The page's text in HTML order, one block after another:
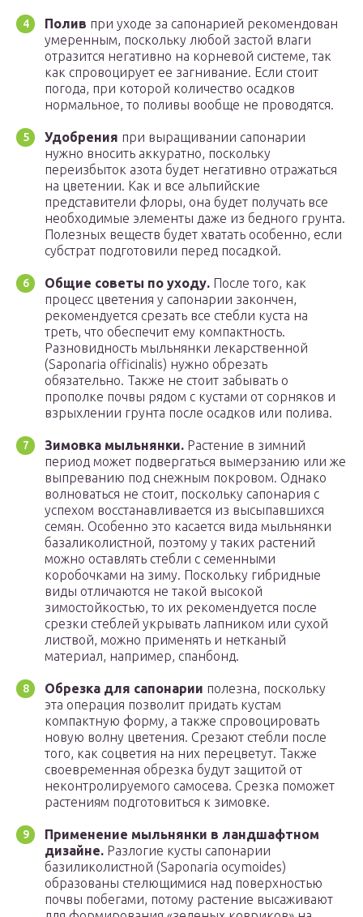
Полив при уходе за сапонарией рекомендован
умеренным, поскольку любой застой влаги
отразится негативно на корневой системе, так
как спровоцирует ее загнивание. Если стоит
погода, при которой количество осадков
нормальное, то поливы вообще не проводятся.
Удобрения при выращивании сапонарии
нужно вносить аккуратно, поскольку
переизбыток азота будет негативно отражаться
на цветении. Как и все альпийские
представители флоры, она будет получать все
необходимые элементы даже из бедного грунта.
Полезных веществ будет хватать особенно, если
субстрат подготовили перед посадкой.
Общие советы по уходу. После того, как
процесс цветения у сапонарии закончен,
рекомендуется срезать все стебли куста на
треть, что обеспечит ему компактность.
Разновидность мыльнянки лекарственной
(Saponaria officinalis) нужно обрезать
обязательно. Также не стоит забывать о
прополке почвы рядом с кустами от сорняков и
взрыхлении грунта после осадков или полива.
Зимовка мыльнянки. Растение в зимний
период может подвергаться вымерзанию или же
выпреванию под снежным покровом. Однако
волноваться не стоит, поскольку сапонария с
успехом восстанавливается из высыпавшихся
семян. Особенно это касается вида мыльнянки
базаликолистной, поэтому у таких растений
можно оставлять стебли с семенными
коробочками на зиму. Поскольку гибридные
виды отличаются не такой высокой
зимостойкостью, то их рекомендуется после
срезки стеблей укрывать лапником или сухой
листвой, можно применять и нетканый
материал, например, спанбонд.
Обрезка для сапонарии полезна, поскольку
эта операция позволит придать кустам
компактную форму, а также спровоцировать
новую волну цветения. Срезают стебли после
того, как соцветия на них перецветут. Также
своевременная обрезка будут защитой от
неконтролируемого самосева. Срезка поможет
растениям подготовиться к зимовке.
Применение мыльнянки в ландшафтном
дизайне. Разлогие кусты сапонарии
базиликолистной (Saponaria ocymoides)
образованы стелющимися над поверхностью
почвы побегами, потому растение высаживают